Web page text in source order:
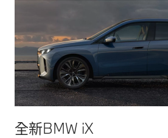
全新BMW iX